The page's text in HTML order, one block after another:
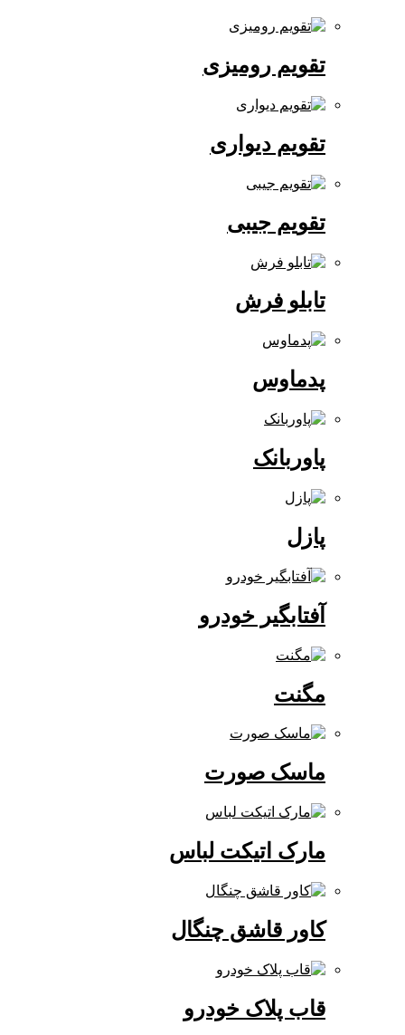
تقویم رومیزی
تقویم دیواری
تقویم جیبی
تابلو فرش
آفتابگیر خودرو
ماسک صورت
مارک اتیکت لباس
کاور قاشق چنگال
قاب پلاک خودرو